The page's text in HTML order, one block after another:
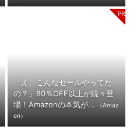
「え、こんなセールやってた
の？」80％OFF以上が続々登
場！Amazonの本気が...
（Amaz
on）